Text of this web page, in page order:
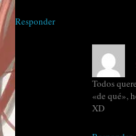
Responder
Todos
«de qué»,
XD